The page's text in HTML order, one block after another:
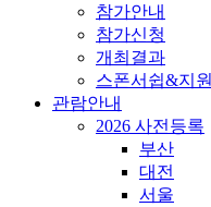
참가안내
참가신청
개최결과
스폰서쉽&지원
관람안내
2026 사전등록
부산
대전
서울